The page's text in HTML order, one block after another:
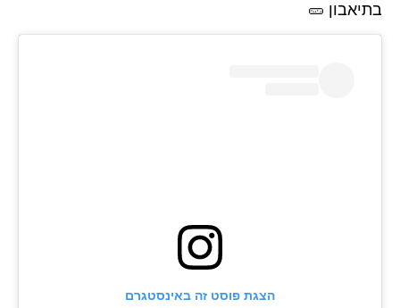
בתיאבון 🥒
הצגת פוסט זה באינסטגרם